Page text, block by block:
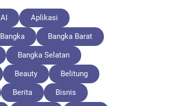
AI Aplikasi
Bangka Bangka Barat
Bangka Selatan
Beauty Belitung
Berita Bisnis